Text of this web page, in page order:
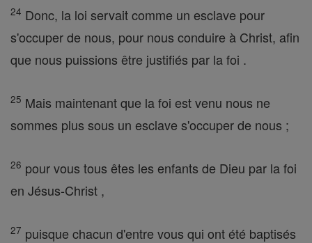
24 Donc, la loi servait comme un esclave pour
s'occuper de nous, pour nous conduire à Christ, afin
que nous puissions être justifiés par la foi .
25 Mais maintenant que la foi est venu nous ne
sommes plus sous un esclave s'occuper de nous ;
26 pour vous tous êtes les enfants de Dieu par la foi
en Jésus-Christ ,
27 puisque chacun d'entre vous qui ont été baptisés